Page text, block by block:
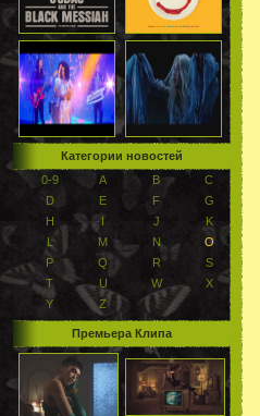
Категории новостей
0-9
A B
C
D
E F
G
H
I J
K
L
M N
O
P
Q R
S
T
U W
X
Y
Z
Премьера Клипа